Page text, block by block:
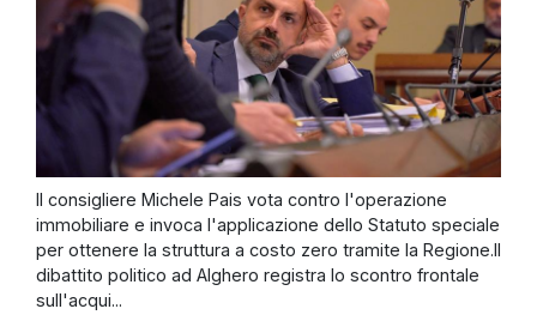
Il consigliere Michele Pais vota contro l'operazione
immobiliare e invoca l'applicazione dello Statuto speciale
per ottenere la struttura a costo zero tramite la Regione.Il
dibattito politico ad Alghero registra lo scontro frontale
sull'acqui...